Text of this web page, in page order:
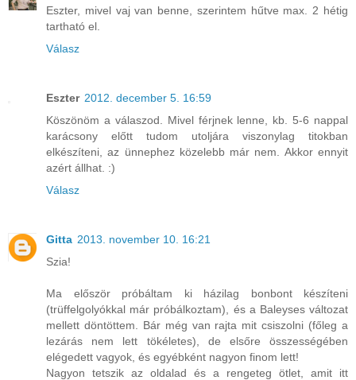
Eszter, mivel vaj van benne, szerintem hűtve max. 2 hétig
tartható el.
Válasz
Eszter 2012. december 5. 16:59
Köszönöm a válaszod. Mivel férjnek lenne, kb. 5-6 nappal
karácsony előtt tudom utoljára viszonylag titokban
elkészíteni, az ünnephez közelebb már nem. Akkor ennyit
azért állhat. :)
Válasz
Gitta 2013. november 10. 16:21
Szia!
Ma először próbáltam ki házilag bonbont készíteni
(trüffelgolyókkal már próbálkoztam), és a Baleyses változat
mellett döntöttem. Bár még van rajta mit csiszolni (főleg a
lezárás nem lett tökéletes), de elsőre összességében
elégedett vagyok, és egyébként nagyon finom lett!
Nagyon tetszik az oldalad és a rengeteg ötlet, amit itt